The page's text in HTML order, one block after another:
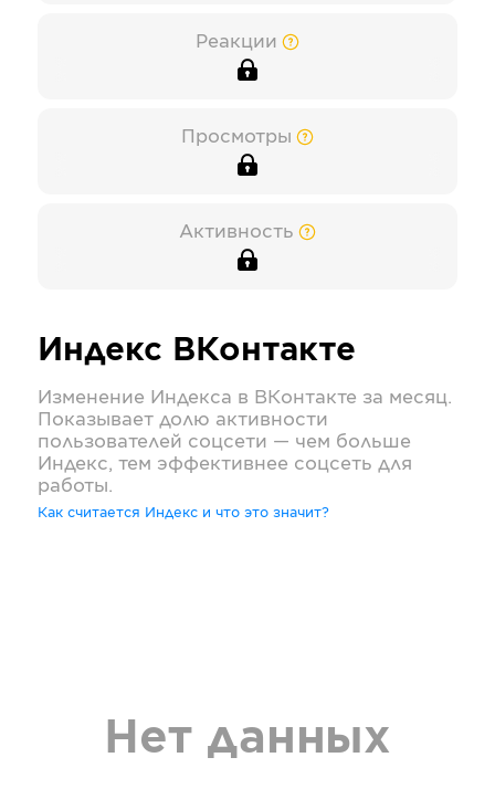
Реакции
Просмотры
Активность
Индекс ВКонтакте
Изменение Индекса в ВКонтакте за месяц.
Показывает долю активности
пользователей соцсети — чем больше
Индекс, тем эффективнее соцсеть для
работы.
Как считается Индекс и что это значит?
Нет данных